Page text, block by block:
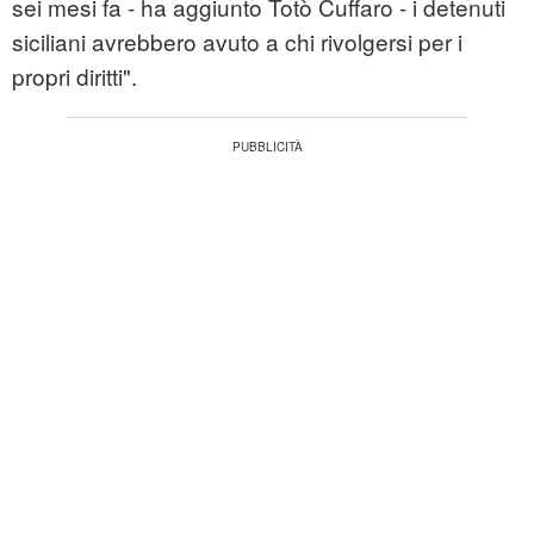
sei mesi fa - ha aggiunto Totò Cuffaro - i detenuti
siciliani avrebbero avuto a chi rivolgersi per i
propri diritti".